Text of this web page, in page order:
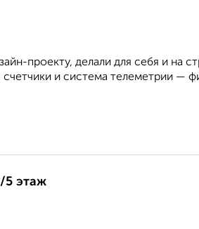
проекту, делали для себя и на
счетчики и система телеметрии —
5 этаж